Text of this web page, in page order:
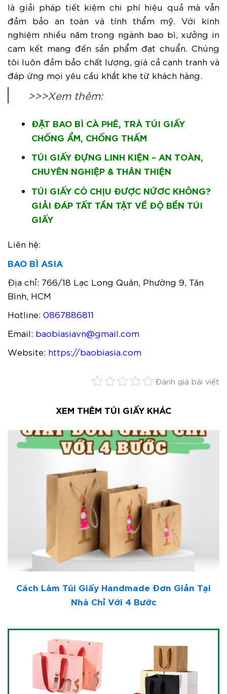
là giải pháp tiết kiệm chi phí hiệu quả mà vẫn
đảm bảo an toàn và tính thẩm mỹ. Với kinh
nghiệm nhiều năm trong ngành bao bì, xưởng in
cam kết mang đến sản phẩm đạt chuẩn. Chúng
tôi luôn đảm bảo chất lượng, giá cả cạnh tranh và
đáp ứng mọi yêu cầu khắt khe từ khách hàng.
>>>Xem thêm:
ĐẶT BAO BÌ CÀ PHÊ, TRÀ TÚI GIẤY
CHỐNG ẨM, CHỐNG THẤM
TÚI GIẤY ĐỰNG LINH KIỆN – AN TOÀN,
CHUYÊN NGHIỆP & THÂN THIỆN
TÚI GIẤY CÓ CHỊU ĐƯỢC NỨƠC KHÔNG?
GIẢI ĐÁP TẤT TẦN TẬT VỀ ĐỘ BỀN TÚI
GIẤY
Liên hệ:
BAO BÌ ASIA
Địa chỉ: 766/18 Lạc Long Quân, Phường 9, Tân
Bình, HCM
Hotline: 0867886811
Email: baobiasiavn@gmail.com
Website: https://baobiasia.com
Đánh giá bài viết
XEM THÊM TÚI GIẤY KHÁC
Cách Làm Túi Giấy Handmade Đơn Giản Tại
Nhà Chỉ Với 4 Bước